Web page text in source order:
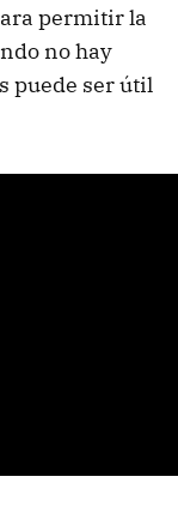
permitir la
no hay
puede ser útil